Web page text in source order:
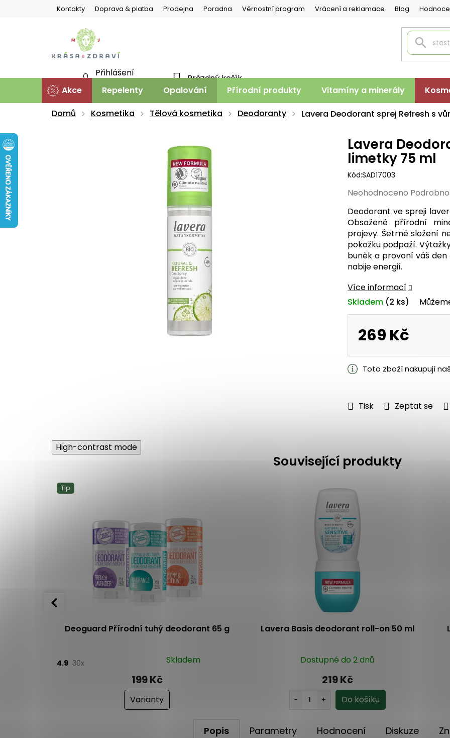
Kontakty Doprava & platba Prodejna Poradna Věrnostní program Vrácení a reklamace Blog
KOŠÍK
Prázdný košík
Přihlášení
Akce Repelenty Opalování Přírodní produkty Vitamíny a minerály
Domů
Kosmetika Tělová kosmetika Deodoranty Lavera Deodorant sprej Refresh s
Deodorant ve spreji
Obsažené přírodní
projevy. Šetrné složení
pokožku podpaží.
buněk a provoní váš
nabije energií.
Více informací
Tisk Zeptat se
Skladem (2 ks)
Lavera
limetky 75 ml
Kód:SAD17003
Průměrné
produktu
je
0,0
z
5
hvězdiček.
Neohodnoceno
269 Kč
cena:
Toto zboží nakupují
High-contrast mode
Související produkty
Tip
Deoguard Přírodní tuhý deodorant 65 g
4.9 30x Skladem
199 Kč
Varianty
Lavera Basis deodorant roll-on 50 ml
Dostupné do 2 dnů
219 Kč
Popis Parametry Hodnocení Diskuze